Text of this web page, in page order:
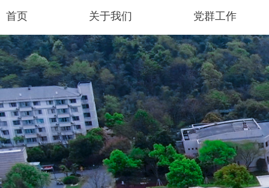
首页 关于我们 党群工作